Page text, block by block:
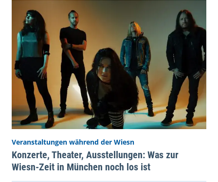
Veranstaltungen während der Wiesn
Konzerte, Theater, Ausstellungen: Was zur
Wiesn-Zeit in München noch los ist